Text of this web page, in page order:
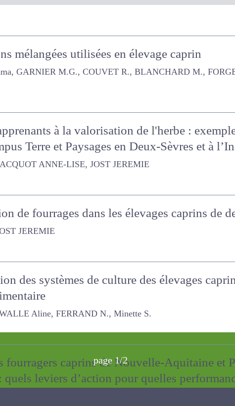
mélangées utilisées en élevage caprin
M.G., COUVET R., BLANCHARD M., FORGERIT A., FANçA
à la valorisation de l'herbe :
Terre et Paysages en Deux-Sèvres et à
ANNE-LISE, JOST JEREMIE
de fourrages dans les élevages caprins
des systèmes de culture des élevages
Aline, FERRAND N., Minette S.
fourragers caprins de Nouvelle-Aquitaine et
page 1/2